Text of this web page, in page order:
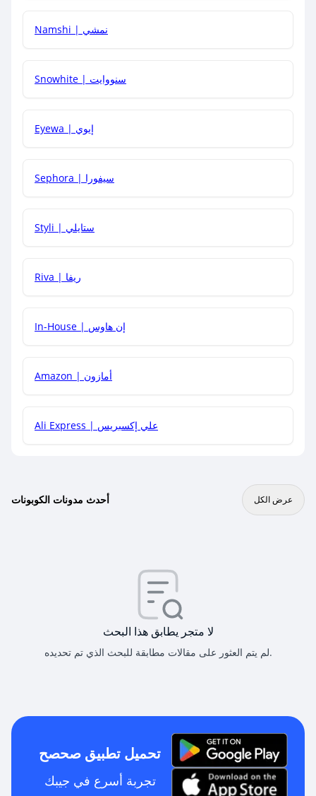
كيف أحصل على توصيل مجاني أو بدون رسوم الشحن ؟
هل يمكنني جمع كود خصم مع العروض الأخرى؟
Namshi | نمشي
Snowhite | سنووايت
Eyewa | إيوي
Sephora | سيفورا
Styli | ستايلي
Riva | ريفا
In-House | إن هاوس
Amazon | أمازون
Ali Express | علي إكسبريس
أحدث مدونات الكوبونات عرض الكل
لا متجر يطابق هذا البحث
لم يتم العثور على مقالات مطابقة للبحث الذي تم تحديده.
تحميل تطبيق صحصح
تجربة أسرع في جيبك